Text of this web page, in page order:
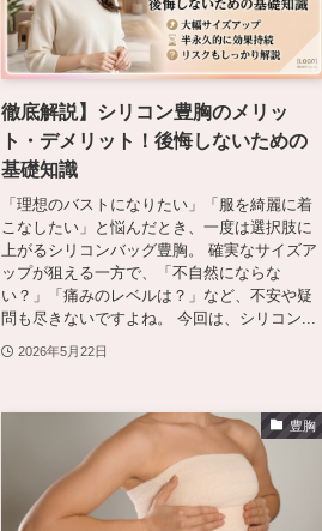
徹底解説】シリコン豊胸のメリッ
ト・デメリット！後悔しないための
基礎知識
「理想のバストになりたい」「服を綺麗に着
こなしたい」と悩んだとき、一度は選択肢に
上がるシリコンバッグ豊胸。 確実なサイズア
ップが狙える一方で、「不自然にならな
い？」「痛みのレベルは？」など、不安や疑
問も尽きないですよね。 今回は、シリコン...
2026年5月22日
豊胸